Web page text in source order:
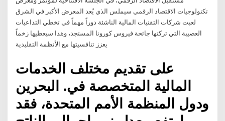
تكنولوجيات الاقتصاد الرقمي سيملس الذي يُعد المعرض الأكبر في الشرق
لعبت شركات التقنيات المالية الناشئة دوراً مهماً في تخطي التداعيات
العصيبة التي تركتها جائحة فيروس كورونا المستجد، وهذا سيعطيها زخماً
يعزز تنافسيتها مع الأنظمة التقليدية
على تقديم مختلف الخدمات
المالية المتخصصة في. البحرين
ودول المنظمة الأمم المتحدة، فقد